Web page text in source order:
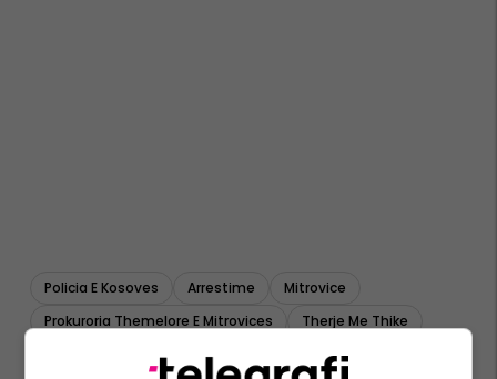
Policia E Kosoves Arrestime
Mitrovice
Prokuroria Themelore E Mitrovices
Therje Me Thike